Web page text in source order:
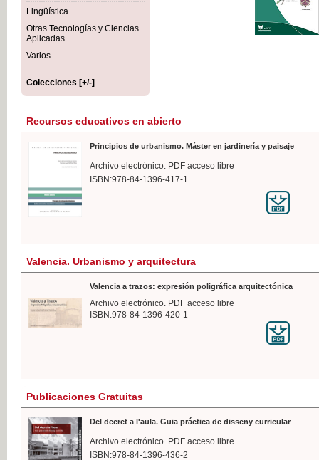
Lingüística
Otras Tecnologías y Ciencias
Aplicadas
Varios
Colecciones [+/-]
Recursos educativos en abierto
Principios de urbanismo. Máster en jardinería y paisaje
Archivo electrónico. PDF acceso libre
ISBN:978-84-1396-417-1
Valencia. Urbanismo y arquitectura
Valencia a trazos: expresión poligráfica arquitectónica
Archivo electrónico. PDF acceso libre
ISBN:978-84-1396-420-1
Publicaciones Gratuitas
Del decret a l'aula. Guia práctica de disseny curricular
Archivo electrónico. PDF acceso libre
ISBN:978-84-1396-436-2